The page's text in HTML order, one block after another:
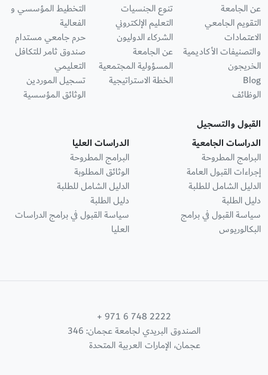
عن الجامعة
التقويم الجامعي
الاعتمادات
والتصنيفات الأكاديمية
الخريجون
Blog
الوظائف
تنوع الجنسيات
التعليم الإلكتروني
الشركاء الدوليون
عن الجامعة
المسؤولية المجتمعية
الخطة الاستراتيجية
التخطيط المؤسسي و
الفعالية
حرم جامعي مستدام
صندوق ثامر للتكافل
التعليمي
تسجيل الموردين
الوثائق المؤسسية
القبول والتسجيل
الدراسات الجامعية
البرامج المطروحة
إجراءات القبول العامة
الدليل الشامل للطلبة
دليل الطلبة
سياسة القبول في برامج
البكالوريوس
الدراسات العليا
البرامج المطروحة
الوثائق المطلوبة
الدليل الشامل للطلبة
دليل الطلبة
سياسة القبول في برامج الدراسات
العليا
+ 971 6 748 2222
الصندوق البريدي لجامعة عجمان: 346
عجمان، الإمارات العربية المتحدة